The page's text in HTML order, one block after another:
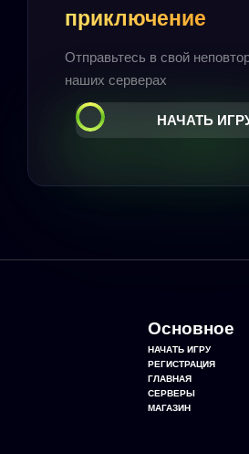
приключение
Отправьтесь в свой
наших серверах
НАЧАТЬ
Основное
НАЧАТЬ ИГРУ
РЕГИСТРАЦИЯ
ГЛАВНАЯ
СЕРВЕРЫ
МАГАЗИН